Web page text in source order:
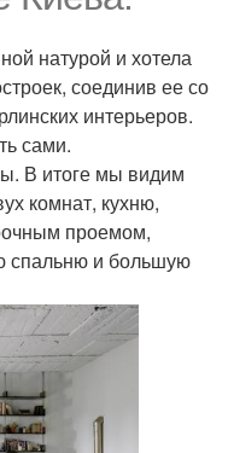
натурой и хотела
соединив ее со
интерьеров.
сами.
В итоге мы видим
комнат, кухню,
проемом,
спальню и большую